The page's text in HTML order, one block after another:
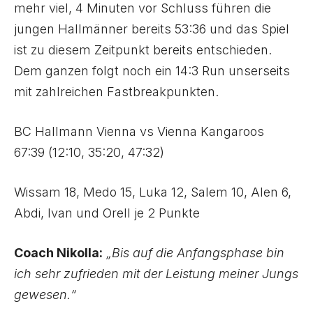
mehr viel, 4 Minuten vor Schluss führen die
jungen Hallmänner bereits 53:36 und das Spiel
ist zu diesem Zeitpunkt bereits entschieden.
Dem ganzen folgt noch ein 14:3 Run unserseits
mit zahlreichen Fastbreakpunkten.
BC Hallmann Vienna vs Vienna Kangaroos
67:39 (12:10, 35:20, 47:32)
Wissam 18, Medo 15, Luka 12, Salem 10, Alen 6,
Abdi, Ivan und Orell je 2 Punkte
Coach Nikolla: „Bis auf die Anfangsphase bin
ich sehr zufrieden mit der Leistung meiner Jungs
gewesen.“